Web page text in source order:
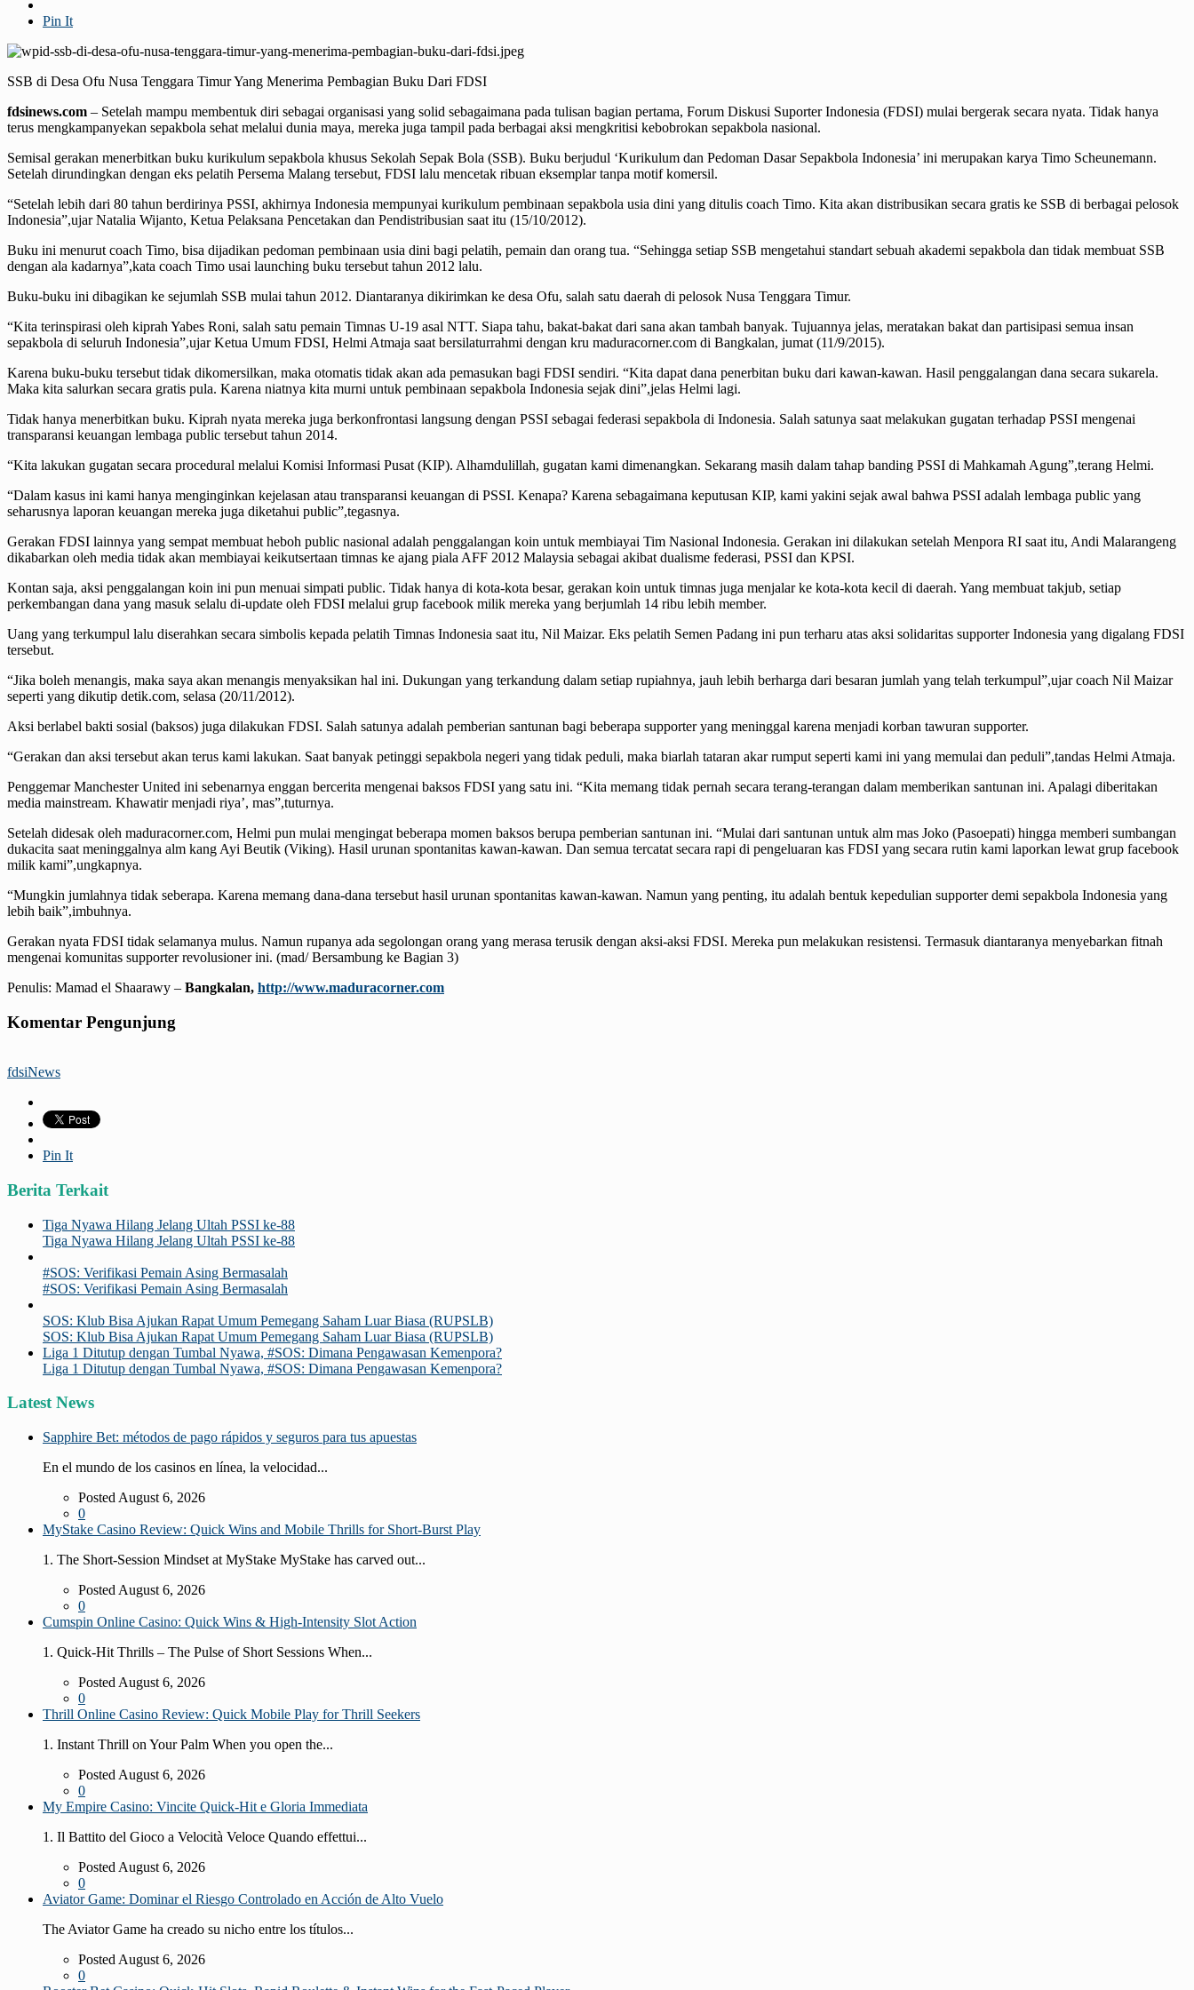
Pin It
SSB di Desa Ofu Nusa Tenggara Timur Yang Menerima Pembagian Buku Dari FDSI
fdsinews.com – Setelah mampu membentuk diri sebagai organisasi yang solid sebagaimana pada tulisan bagian pertama, Forum Diskusi Suporter Indonesia (FDSI) mulai bergerak secara nyata. Tidak hanya
terus mengkampanyekan sepakbola sehat melalui dunia maya, mereka juga tampil pada berbagai aksi mengkritisi kebobrokan sepakbola nasional.
Semisal gerakan menerbitkan buku kurikulum sepakbola khusus Sekolah Sepak Bola (SSB). Buku berjudul ‘Kurikulum dan Pedoman Dasar Sepakbola Indonesia’ ini merupakan karya Timo Scheunemann.
Setelah dirundingkan dengan eks pelatih Persema Malang tersebut, FDSI lalu mencetak ribuan eksemplar tanpa motif komersil.
“Setelah lebih dari 80 tahun berdirinya PSSI, akhirnya Indonesia mempunyai kurikulum pembinaan sepakbola usia dini yang ditulis coach Timo. Kita akan distribusikan secara gratis ke SSB di berbagai pelosok
Indonesia”,ujar Natalia Wijanto, Ketua Pelaksana Pencetakan dan Pendistribusian saat itu (15/10/2012).
Buku ini menurut coach Timo, bisa dijadikan pedoman pembinaan usia dini bagi pelatih, pemain dan orang tua. “Sehingga setiap SSB mengetahui standart sebuah akademi sepakbola dan tidak membuat SSB
dengan ala kadarnya”,kata coach Timo usai launching buku tersebut tahun 2012 lalu.
Buku-buku ini dibagikan ke sejumlah SSB mulai tahun 2012. Diantaranya dikirimkan ke desa Ofu, salah satu daerah di pelosok Nusa Tenggara Timur.
“Kita terinspirasi oleh kiprah Yabes Roni, salah satu pemain Timnas U-19 asal NTT. Siapa tahu, bakat-bakat dari sana akan tambah banyak. Tujuannya jelas, meratakan bakat dan partisipasi semua insan
sepakbola di seluruh Indonesia”,ujar Ketua Umum FDSI, Helmi Atmaja saat bersilaturrahmi dengan kru maduracorner.com di Bangkalan, jumat (11/9/2015).
Karena buku-buku tersebut tidak dikomersilkan, maka otomatis tidak akan ada pemasukan bagi FDSI sendiri. “Kita dapat dana penerbitan buku dari kawan-kawan. Hasil penggalangan dana secara sukarela.
Maka kita salurkan secara gratis pula. Karena niatnya kita murni untuk pembinaan sepakbola Indonesia sejak dini”,jelas Helmi lagi.
Tidak hanya menerbitkan buku. Kiprah nyata mereka juga berkonfrontasi langsung dengan PSSI sebagai federasi sepakbola di Indonesia. Salah satunya saat melakukan gugatan terhadap PSSI mengenai
transparansi keuangan lembaga public tersebut tahun 2014.
“Kita lakukan gugatan secara procedural melalui Komisi Informasi Pusat (KIP). Alhamdulillah, gugatan kami dimenangkan. Sekarang masih dalam tahap banding PSSI di Mahkamah Agung”,terang Helmi.
“Dalam kasus ini kami hanya menginginkan kejelasan atau transparansi keuangan di PSSI. Kenapa? Karena sebagaimana keputusan KIP, kami yakini sejak awal bahwa PSSI adalah lembaga public yang
seharusnya laporan keuangan mereka juga diketahui public”,tegasnya.
Gerakan FDSI lainnya yang sempat membuat heboh public nasional adalah penggalangan koin untuk membiayai Tim Nasional Indonesia. Gerakan ini dilakukan setelah Menpora RI saat itu, Andi Malarangeng
dikabarkan oleh media tidak akan membiayai keikutsertaan timnas ke ajang piala AFF 2012 Malaysia sebagai akibat dualisme federasi, PSSI dan KPSI.
Kontan saja, aksi penggalangan koin ini pun menuai simpati public. Tidak hanya di kota-kota besar, gerakan koin untuk timnas juga menjalar ke kota-kota kecil di daerah. Yang membuat takjub, setiap
perkembangan dana yang masuk selalu di-update oleh FDSI melalui grup facebook milik mereka yang berjumlah 14 ribu lebih member.
Uang yang terkumpul lalu diserahkan secara simbolis kepada pelatih Timnas Indonesia saat itu, Nil Maizar. Eks pelatih Semen Padang ini pun terharu atas aksi solidaritas supporter Indonesia yang digalang FDSI
tersebut.
“Jika boleh menangis, maka saya akan menangis menyaksikan hal ini. Dukungan yang terkandung dalam setiap rupiahnya, jauh lebih berharga dari besaran jumlah yang telah terkumpul”,ujar coach Nil Maizar
seperti yang dikutip detik.com, selasa (20/11/2012).
Aksi berlabel bakti sosial (baksos) juga dilakukan FDSI. Salah satunya adalah pemberian santunan bagi beberapa supporter yang meninggal karena menjadi korban tawuran supporter.
“Gerakan dan aksi tersebut akan terus kami lakukan. Saat banyak petinggi sepakbola negeri yang tidak peduli, maka biarlah tataran akar rumput seperti kami ini yang memulai dan peduli”,tandas Helmi Atmaja.
Penggemar Manchester United ini sebenarnya enggan bercerita mengenai baksos FDSI yang satu ini. “Kita memang tidak pernah secara terang-terangan dalam memberikan santunan ini. Apalagi diberitakan
media mainstream. Khawatir menjadi riya’, mas”,tuturnya.
Setelah didesak oleh maduracorner.com, Helmi pun mulai mengingat beberapa momen baksos berupa pemberian santunan ini. “Mulai dari santunan untuk alm mas Joko (Pasoepati) hingga memberi sumbangan
dukacita saat meninggalnya alm kang Ayi Beutik (Viking). Hasil urunan spontanitas kawan-kawan. Dan semua tercatat secara rapi di pengeluaran kas FDSI yang secara rutin kami laporkan lewat grup facebook
milik kami”,ungkapnya.
“Mungkin jumlahnya tidak seberapa. Karena memang dana-dana tersebut hasil urunan spontanitas kawan-kawan. Namun yang penting, itu adalah bentuk kepedulian supporter demi sepakbola Indonesia yang
lebih baik”,imbuhnya.
Gerakan nyata FDSI tidak selamanya mulus. Namun rupanya ada segolongan orang yang merasa terusik dengan aksi-aksi FDSI. Mereka pun melakukan resistensi. Termasuk diantaranya menyebarkan fitnah
mengenai komunitas supporter revolusioner ini. (mad/ Bersambung ke Bagian 3)
Penulis: Mamad el Shaarawy – Bangkalan, http://www.maduracorner.com
Komentar Pengunjung
fdsiNews
Pin It
Berita Terkait
Tiga Nyawa Hilang Jelang Ultah PSSI ke-88
Tiga Nyawa Hilang Jelang Ultah PSSI ke-88
#SOS: Verifikasi Pemain Asing Bermasalah
#SOS: Verifikasi Pemain Asing Bermasalah
SOS: Klub Bisa Ajukan Rapat Umum Pemegang Saham Luar Biasa (RUPSLB)
SOS: Klub Bisa Ajukan Rapat Umum Pemegang Saham Luar Biasa (RUPSLB)
Liga 1 Ditutup dengan Tumbal Nyawa, #SOS: Dimana Pengawasan Kemenpora?
Liga 1 Ditutup dengan Tumbal Nyawa, #SOS: Dimana Pengawasan Kemenpora?
Latest News
Sapphire Bet: métodos de pago rápidos y seguros para tus apuestas
En el mundo de los casinos en línea, la velocidad...
Posted August 6, 2026
0
MyStake Casino Review: Quick Wins and Mobile Thrills for Short‑Burst Play
1. The Short‑Session Mindset at MyStake MyStake has carved out...
Posted August 6, 2026
0
Cumspin Online Casino: Quick Wins & High‑Intensity Slot Action
1. Quick‑Hit Thrills – The Pulse of Short Sessions When...
Posted August 6, 2026
0
Thrill Online Casino Review: Quick Mobile Play for Thrill Seekers
1. Instant Thrill on Your Palm When you open the...
Posted August 6, 2026
0
My Empire Casino: Vincite Quick‑Hit e Gloria Immediata
1. Il Battito del Gioco a Velocità Veloce Quando effettui...
Posted August 6, 2026
0
Aviator Game: Dominar el Riesgo Controlado en Acción de Alto Vuelo
The Aviator Game ha creado su nicho entre los títulos...
Posted August 6, 2026
0